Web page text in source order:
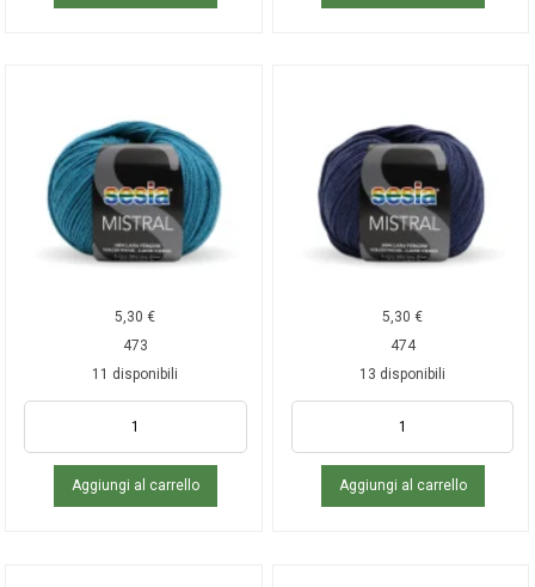
5,30€
473
11 disponibili
Aggiungi al carrello
5,30€
474
13 disponibili
Aggiungi al carrello